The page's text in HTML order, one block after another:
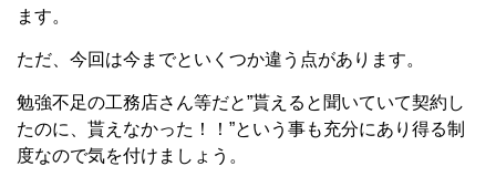
ます。
ただ、今回は今までといくつか違う点があります。
勉強不足の工務店さん等だと”貰えると聞いていて契約し
たのに、貰えなかった！！”という事も充分にあり得る制
度なので気を付けましょう。